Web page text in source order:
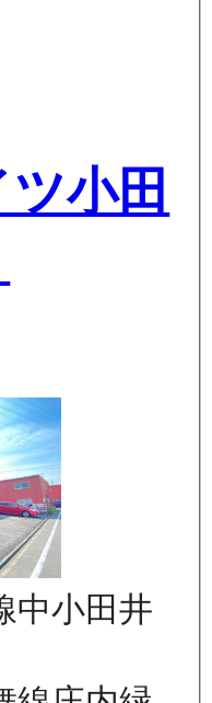
小田
中小田井